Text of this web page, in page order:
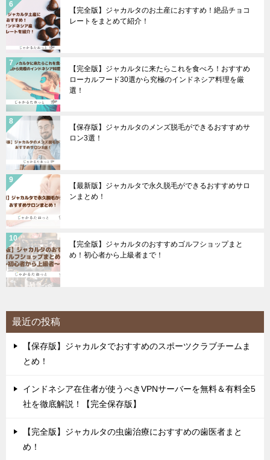
【完全版】ジャカルタのお土産におすすめ！絶品チョコ
レートをまとめて紹介！
【完全版】ジャカルタに来たらこれを食べろ！おすすめ
ローカルフード30選から究極のインドネシア料理を厳
選！
【保存版】ジャカルタのメンズ脱毛ができるおすすめサ
ロン3選！
【最新版】ジャカルタで永久脱毛ができるおすすめサロ
ンまとめ！
【完全版】ジャカルタのおすすめゴルフショップまと
め！初心者から上級者まで！
最近の投稿
【保存版】ジャカルタでおすすめのスポーツクラブチームま
とめ！
インドネシア在住者が使うべきVPNサーバーを無料＆有料全5
社を徹底解説！【完全保存版】
【完全版】ジャカルタの虫歯治療におすすめの歯医者まと
め！